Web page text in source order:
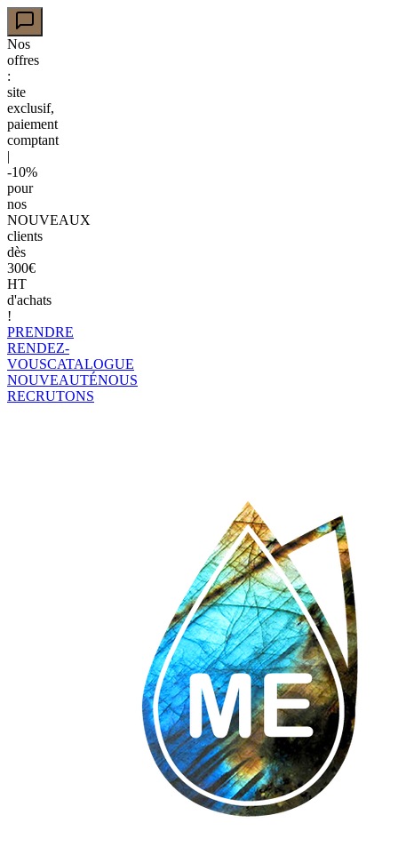
Nos
offres
:
site
exclusif,
paiement
comptant
|
-10%
pour
nos
NOUVEAUX
clients
dès
300€
HT
d'achats
!
PRENDRE
RENDEZ-
VOUSCATALOGUE
NOUVEAUTÉNOUS
RECRUTONS